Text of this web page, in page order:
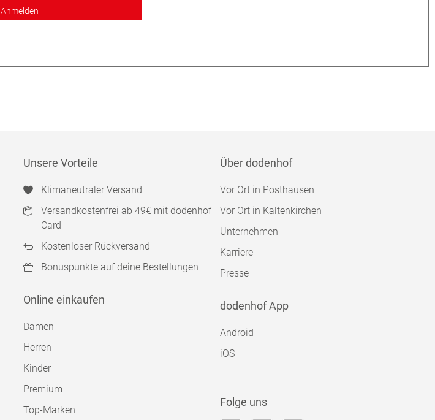
Anmelden
Unsere Vorteile
Klimaneutraler Versand
Versandkostenfrei ab 49€ mit dodenhof
Card
Kostenloser Rückversand
Bonuspunkte auf deine Bestellungen
Online einkaufen
Damen
Herren
Kinder
Premium
Top-Marken
Über dodenhof
Vor Ort in Posthausen
Vor Ort in Kaltenkirchen
Unternehmen
Karriere
Presse
dodenhof App
Android
iOS
Folge uns